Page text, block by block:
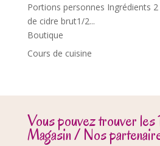
Portions personnes Ingrédients
de cidre brut1/2...
Boutique
Cours de cuisine
Vous pouvez trouver les
Magasin / Nos